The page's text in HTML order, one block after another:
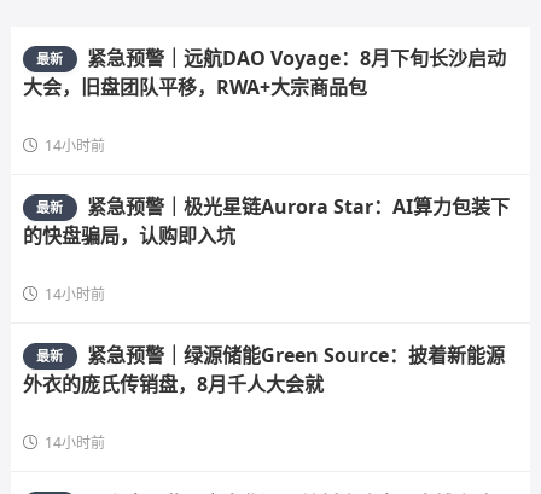
最新
紧急预警｜远航DAO Voyage：8月下旬长沙启动
大会，旧盘团队平移，RWA+大宗商品包
14小时前
最新
紧急预警｜极光星链Aurora Star：AI算力包装下
的快盘骗局，认购即入坑
14小时前
最新
紧急预警｜绿源储能Green Source：披着新能源
外衣的庞氏传销盘，8月千人大会就
14小时前